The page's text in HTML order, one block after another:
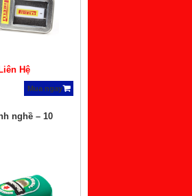
Hệ
Mua ngay
nghề – 10